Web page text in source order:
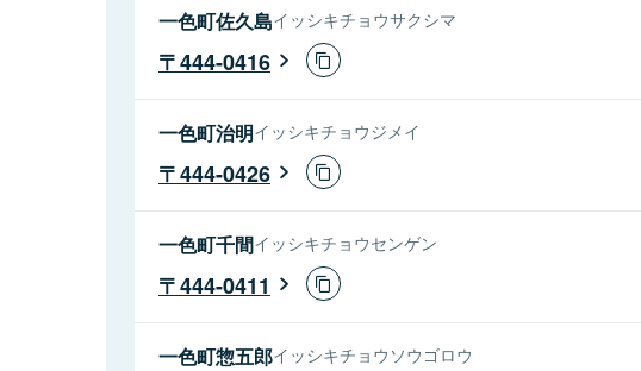
一色町佐久島イッシキチョウサクシマ
444-0416
一色町治明イッシキチョウジメイ
444-0426
一色町千間イッシキチョウセンゲン
444-0411
一色町惣五郎イッシキチョウソウゴロウ